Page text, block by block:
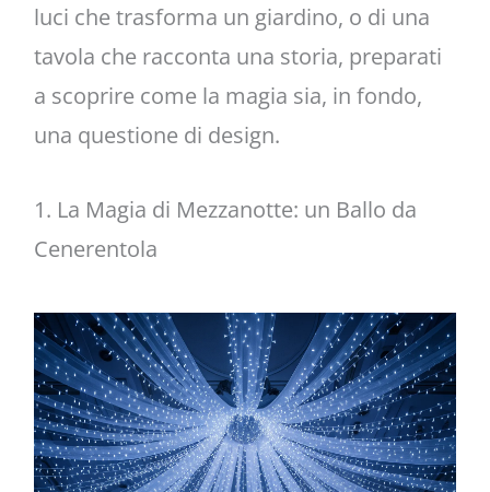
luci che trasforma un giardino, o di una
tavola che racconta una storia, preparati
a scoprire come la magia sia, in fondo,
una questione di design.
1. La Magia di Mezzanotte: un Ballo da
Cenerentola